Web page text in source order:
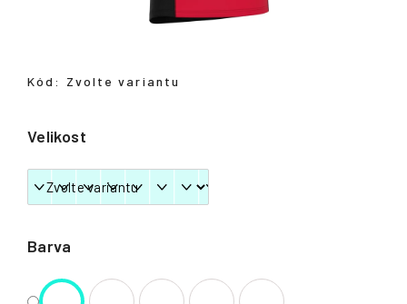
Barva
Velikost
Kód: Zvolte variantu